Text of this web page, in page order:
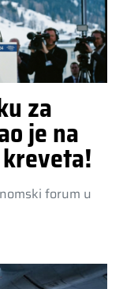
za
je na
forum u